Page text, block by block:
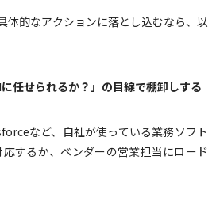
体的なアクションに落とし込むなら、以
任せられるか？」の目線で棚卸しする
など、自社が使っている業務ソフト
するか、ベンダーの営業担当にロード